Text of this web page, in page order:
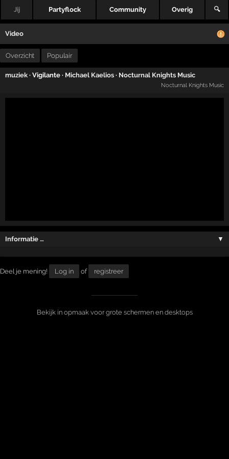
Jij Partyflock Community Overig 🔍
Video
Overzicht Populair
muziek · Vigilante · Michael Kaelios · Nocturnal Knights Music
Nocturnal Knights Music
Informatie … ▼
Deel je mening! Log in of registreer
Bekijk in opmaak voor grote schermen en desktops